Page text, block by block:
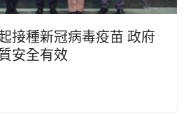
接種新冠病毒疫苗 政府
安全有效